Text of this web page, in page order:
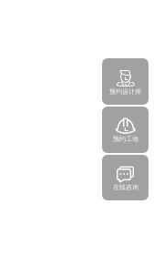
预约设计师
预约工地
在线咨询